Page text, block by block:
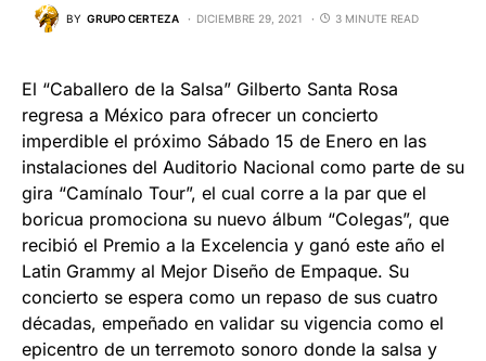
BY GRUPO CERTEZA DICIEMBRE 29, 2021 3 MINUTE READ
El “Caballero de la Salsa” Gilberto Santa Rosa
regresa a México para ofrecer un concierto
imperdible el próximo Sábado 15 de Enero en las
instalaciones del Auditorio Nacional como parte de su
gira “Camínalo Tour”, el cual corre a la par que el
boricua promociona su nuevo álbum “Colegas”, que
recibió el Premio a la Excelencia y ganó este año el
Latin Grammy al Mejor Diseño de Empaque. Su
concierto se espera como un repaso de sus cuatro
décadas, empeñado en validar su vigencia como el
epicentro de un terremoto sonoro donde la salsa y